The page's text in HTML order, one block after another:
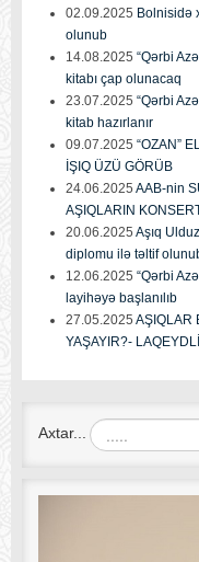
02.09.2025 Bolnisidə
olunub
14.08.2025 “Qərbi
kitabı çap olunacaq
23.07.2025 “Qərbi
kitab hazırlanır
09.07.2025 “OZAN”
İŞIQ ÜZÜ GÖRÜB
24.06.2025 AAB-nin
AŞIQLARIN
20.06.2025 Aşıq
diplomu ilə təltif
12.06.2025 “Qərbi
layihəyə başlanılıb
27.05.2025 AŞIQLAR
YAŞAYIR?-
Axtar...